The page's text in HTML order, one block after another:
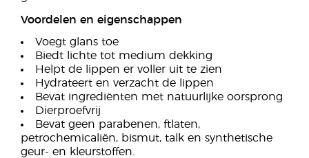
Voordelen en eigenschappen
Voegt glans toe
Biedt lichte tot medium dekking
Helpt de lippen er voller uit te zien
Hydrateert en verzacht de lippen
Bevat ingrediënten met natuurlijke oorsprong
Dierproefvrij
Bevat geen parabenen, ftlaten,
petrochemicaliën, bismut, talk en synthetische
geur- en kleurstoffen.